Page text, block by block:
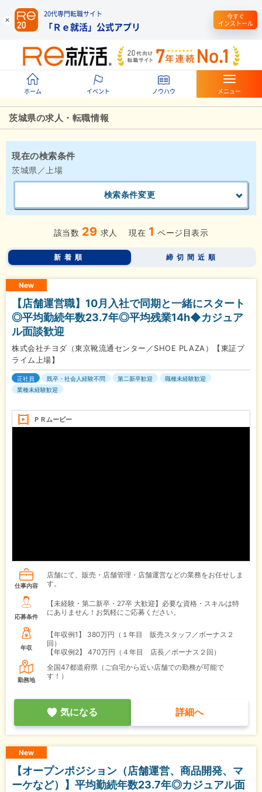
20代専門転職サイト
「Ｒｅ就活」公式アプリ
今すぐ
インストール
ホーム イベント ノウハウ メニュー
茨城県の求人・転職情報
現在の検索条件
茨城県／上場
検索条件変更
該当数 29 求人 現在 1 ページ目表示
新着順 締切間近順
New
【店舗運営職】10月入社で同期と一緒にスタート
◎平均勤続年数23.7年◎平均残業14h◆カジュア
ル面談歓迎
株式会社チヨダ（東京靴流通センター／SHOE PLAZA）【東証プ
ライム上場】
正社員 既卒・社会人経験不問 第二新卒歓迎
職種未経験歓迎
業種未経験歓迎
ＰＲムービー
仕事内容
店舗にて、販売・店舗管理・店舗運営などの業務をお任せしま
す。
応募条件
【未経験・第二新卒・27卒 大歓迎】必要な資格・スキルは特
にありません！お気軽にご応募ください。
年収
【年収例1】
380万円（１年目 販売スタッフ／ボーナス２
回）
【年収例2】
470万円（４年目 店長／ボーナス２回）
勤務地
全国47都道府県（ご自宅から近い店舗での勤務が可能で
す！）
気になる 詳細へ
New
【オープンポジション（店舗運営、商品開発、マ
ーケなど）】平均勤続年数23.7年◎カジュアル面